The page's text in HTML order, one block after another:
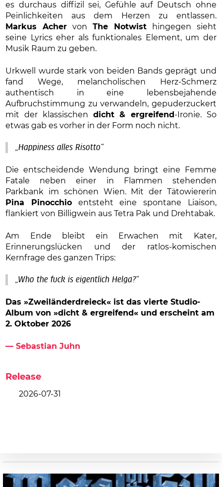
es durchaus diffizil sei, Gefühle auf Deutsch ohne
Peinlichkeiten aus dem Herzen zu entlassen.
Markus Acher von The Notwisthingegen sieht
seine Lyrics eher als funktionales Element, um der
Musik Raum zu geben.
Urkwell wurde stark von beiden Bands geprägt und
fand Wege, melancholischen Herz-Schmerz
authentisch in eine lebensbejahende
Aufbruchstimmung zu verwandeln, gepuderzuckert
mit der klassischen dicht & ergreifend -Ironie. So
etwas gab es vorher in der Form noch nicht.
„Happiness alles Risotto“
Die entscheidende Wendung bringt eine Femme
Fatale neben einer in Flammen stehenden
Parkbank im schönen Wien. Mit der Tätowiererin
Pina Pinocchio entsteht eine spontane Liaison,
flankiert von Billigwein aus Tetra Pak und Drehtabak.
Am Ende bleibt ein Erwachen mit Kater,
Erinnerungslücken und der ratlos-komischen
Kernfrage des ganzen Trips:
„Who the fuck is eigentlich Helga?“
Das »Zweiländerdreieck« ist das vierte Studio-
Albumvon »dicht & ergreifend« und erscheint am
2. Oktober 2026
— Sebastian Juhn
Release
2026-07-31